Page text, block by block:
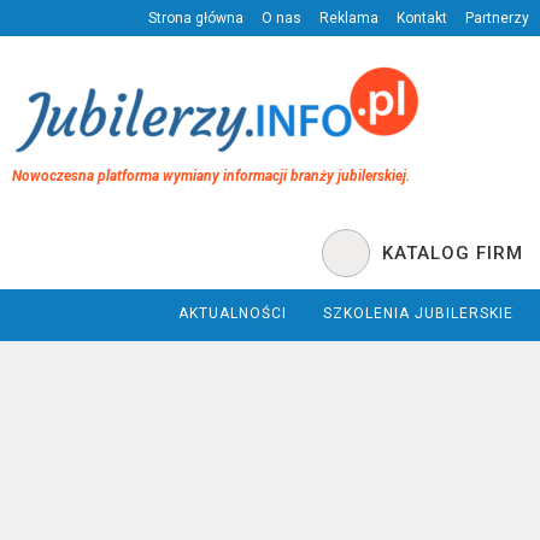
Strona główna O nas Reklama Kontakt Partnerzy
Nowoczesna platforma wymiany informacji branży jubilerskiej.
KATALOG FIRM
AKTUALNOŚCI SZKOLENIA JUBILERSKIE